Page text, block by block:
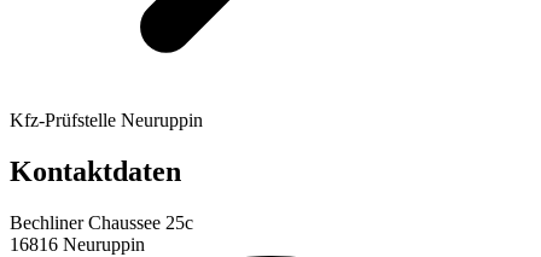
Kfz-Prüfstelle Neuruppin
Kontaktdaten
Bechliner Chaussee 25c
16816 Neuruppin